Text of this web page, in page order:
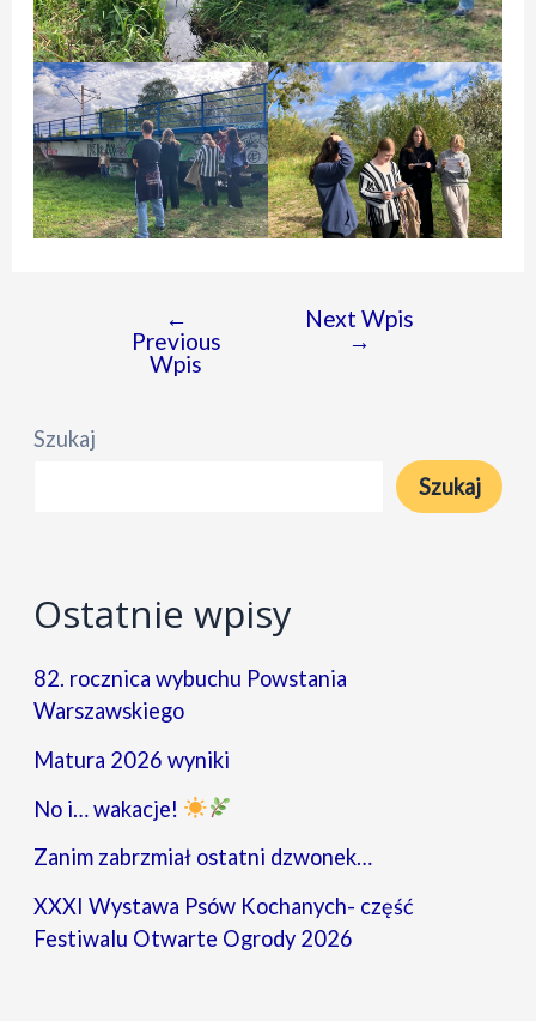
Nawigacja
←
Previous
Wpis
Next Wpis
→
Szukaj
Szukaj
Ostatnie wpisy
82. rocznica wybuchu Powstania
Warszawskiego
Matura 2026 wyniki
No i… wakacje!
Zanim zabrzmiał ostatni dzwonek…
XXXI Wystawa Psów Kochanych- część
Festiwalu Otwarte Ogrody 2026